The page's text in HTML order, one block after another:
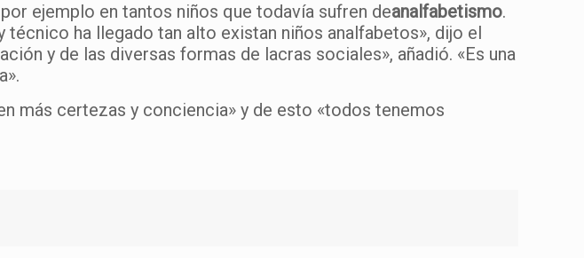
ejemplo en tantos niños que todavía sufren deanalfabetismo.
ha llegado tan alto existan niños analfabetos», dijo el
y de las diversas formas de lacras sociales», añadió. «Es una
más certezas y conciencia» y de esto «todos tenemos